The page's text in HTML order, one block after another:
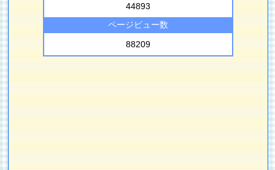
44893
ページビュー数
88209